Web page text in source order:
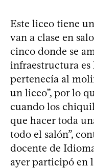
Este liceo tiene
van a clase en
cinco donde se
infraestructura es
pertenecía al
un liceo”, por lo
cuando los
que hacer toda
todo el salón”,
docente de
ayer participó en